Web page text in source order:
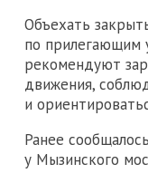
Объехать
по прилегающим
рекомендуют
движения,
и
Ранее
у Мызинского